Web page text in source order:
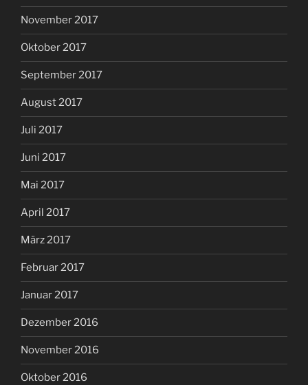
November 2017
Oktober 2017
September 2017
August 2017
Juli 2017
Juni 2017
Mai 2017
April 2017
März 2017
Februar 2017
Januar 2017
Dezember 2016
November 2016
Oktober 2016